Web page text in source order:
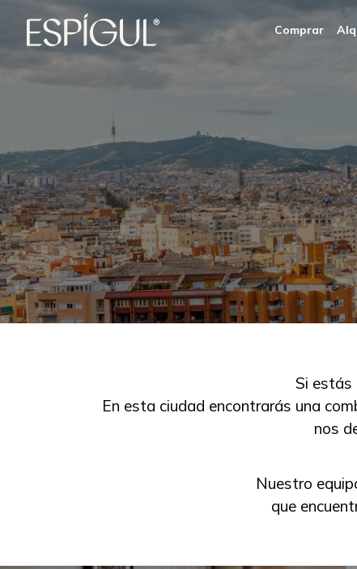
Comprar
Si estás
En esta ciudad encontrarás una
nos
Nuestro
que